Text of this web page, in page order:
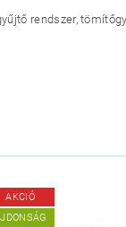
rendszer,
AKCIÓ